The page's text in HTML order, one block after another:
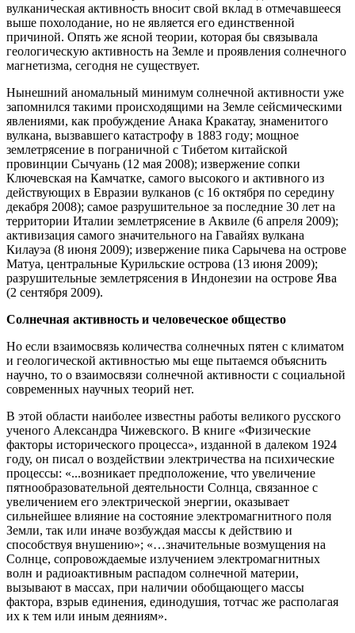
вулканическая активность вносит свой вклад в отмечавшееся
выше похолодание, но не является его единственной
причиной. Опять же ясной теории, которая бы связывала
геологическую активность на Земле и проявления солнечного
магнетизма, сегодня не существует.
Нынешний аномальный минимум солнечной активности уже
запомнился такими происходящими на Земле сейсмическими
явлениями, как пробуждение Анака Кракатау, знаменитого
вулкана, вызвавшего катастрофу в 1883 году; мощное
землетрясение в пограничной с Тибетом китайской
провинции Сычуань (12 мая 2008); извержение сопки
Ключевская на Камчатке, самого высокого и активного из
действующих в Евразии вулканов (с 16 октября по середину
декабря 2008); самое разрушительное за последние 30 лет на
территории Италии землетрясение в Аквиле (6 апреля 2009);
активизация самого значительного на Гавайях вулкана
Килауэа (8 июня 2009); извержение пика Сарычева на острове
Матуа, центральные Курильские острова (13 июня 2009);
разрушительные землетрясения в Индонезии на острове Ява
(2 сентября 2009).
Солнечная активность и человеческое общество
Но если взаимосвязь количества солнечных пятен с климатом
и геологической активностью мы еще пытаемся объяснить
научно, то о взаимосвязи солнечной активности с социальной
современных научных теорий нет.
В этой области наиболее известны работы великого русского
ученого Александра Чижевского. В книге «Физические
факторы исторического процесса», изданной в далеком 1924
году, он писал о воздействии электричества на психические
процессы: «...возникает предположение, что увеличение
пятнообразовательной деятельности Солнца, связанное с
увеличением его электрической энергии, оказывает
сильнейшее влияние на состояние электромагнитного поля
Земли, так или иначе возбуждая массы к действию и
способствуя внушению»; «…значительные возмущения на
Солнце, сопровождаемые излучением электромагнитных
волн и радиоактивным распадом солнечной материи,
вызывают в массах, при наличии обобщающего массы
фактора, взрыв единения, единодушия, тотчас же располагая
их к тем или иным деяниям».